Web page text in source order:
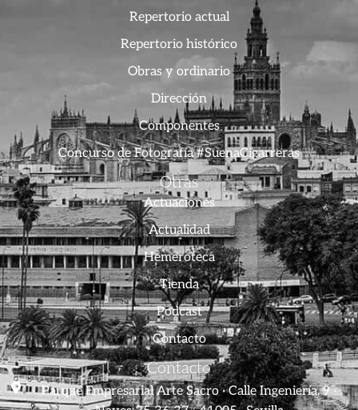
Repertorio actual
Repertorio histórico
Obras y ordinario
Dirección
Componentes
Concurso de Fotografía #SuenaCigarreras
Otras
Actuaciones
Actualidad
Hemeroteca
Tienda
Podcast
Contacto
Contacto
Parque Empresarial Arte Sacro · Calle Ingeniería, 9 ·